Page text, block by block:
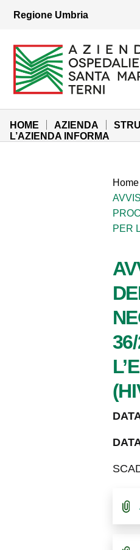
Vai al menu di
Regione Umbria
Azienda Ospedaliera
Sito Istituzionale
HOME AZIENDA
L’AZIENDA INFORMA
Home
PER